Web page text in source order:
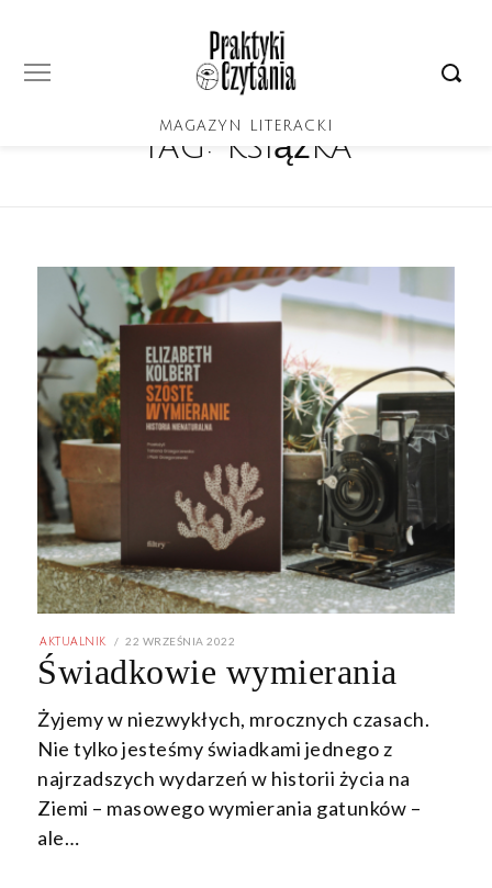
MAGAZYN LITERACKI
Tag: książka
AKTUALNIK
POSTED
22 WRZEŚNIA 2022
2022
Świadkowie wymierania
Żyjemy w niezwykłych, mrocznych czasach.
Nie tylko jesteśmy świadkami jednego z
najrzadszych wydarzeń w historii życia na
Ziemi – masowego wymierania gatunków –
ale…